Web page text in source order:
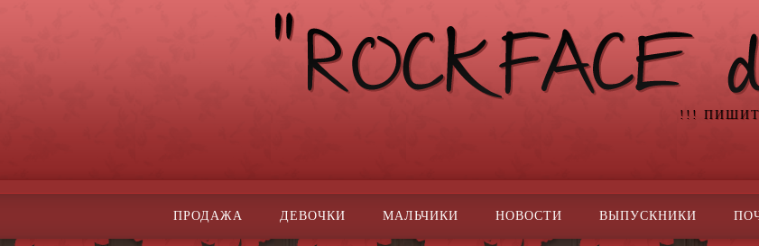
!!!
ПРОДАЖА ДЕВОЧКИ МАЛЬЧИКИ НОВОСТИ ВЫПУСКНИКИ